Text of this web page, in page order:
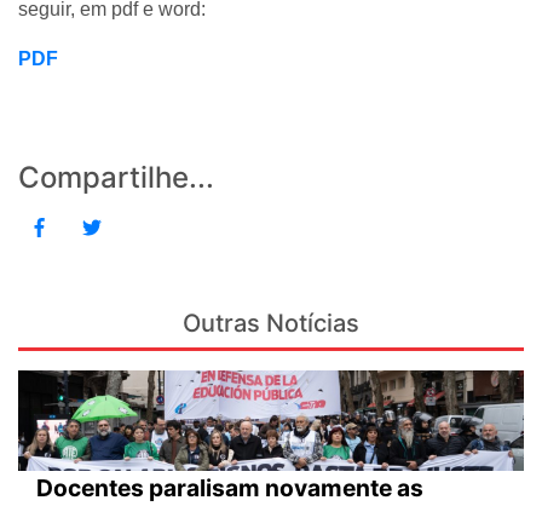
seguir, em pdf e word:
PDF
Compartilhe...
Outras Notícias
Docentes paralisam novamente as